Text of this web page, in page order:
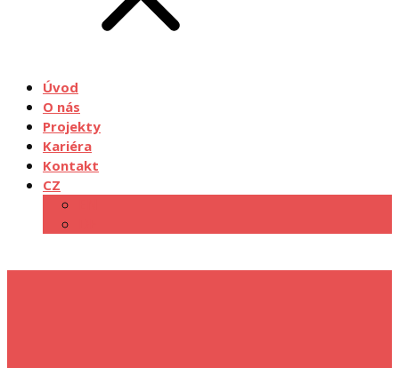
Úvod
O nás
Projekty
Kariéra
Kontakt
CZ